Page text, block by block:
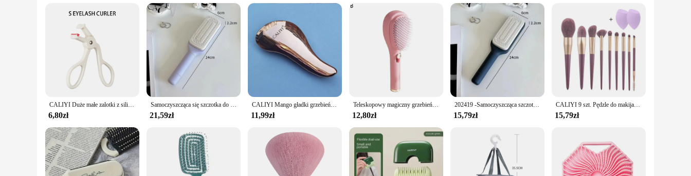
Applicable People: Suitable for all hair types
Features:
**Effortless Detangling Experience**
The CALIYI Telescopic Magical Comb is a game-changer in hair care. Its innovative design and style make it a must-have for anyone looking to enhance their hair detangling routine. The high-
quality ABS plastic construction ensures durability and longevity, while the telescopic feature allows for easy adjustment to suit various hair lengths. The comb's unique magical properties prevent hair
from sticking, making it an ideal choice for all hair types, from fine to thick and curly to straight.
**Versatile and Convenient**
This versatile hair brush is not just about detangling; it's also about convenience. The non-slip handle provides a comfortable grip, reducing hand fatigue during prolonged use. Whether you're at home
or on the go, the CALIYI comb's compact size makes it a perfect travel companion. It's not just a brush; it's a tool that simplifies your hair care routine, making it a valuable addition to your daily
**Adaptable and User-Friendly**
performance and property are tailored to provide an efficient detangling experience without causing hair damage. The set comes with multiple combs, ensuring that you have the right tool for every
hair styling need. With this product, you can enjoy the benefits of a professional-grade hair brush without the hefty price tag, making it a great choice for wholesale, vendors, and suppliers.
CALIYI Duże małe zalotki z silikonowymi paskami do przedłużania podkręcania rzęs i narzędzi do makijażu dla dużych oczu do makijażu
6,80zł
Samoczyszcząca się szczotka do włosów dla kobiet szczotka do włosów jeden klucz do czyszczenia utrata włosów poduszki powietrznej grzebień masujący skórę głowy antystatyczna szczotka do włosów
21,59zł
CALIYI Mango gładki grzebień do włosów szczotka TT grzebień profesjonalna szczotka do masażu wiosło szczotka do rozczesywania do mokrych, suchych, kręconych, grubych włosów
11,99zł
Teleskopowy magiczny grzebień grzebień do czyszczenia skóry głowy przenośny antystatyczny grzebień do włosów czyszczenie szczotka do włosów stylizacja włosów
12,80zł
202419 -Samoczyszcząca szczotka do włosów Damska szczotka do włosów Czyszczenie jednym przyciskiem Wypadanie włosów Poduszka powietrzna Grzebień do masażu skóry głowy Antystatyczna szczotka do włosów
15,79zł
CALIYI 9 szt. Pędzle do makijażu miękkie puder do makijażu kontur cieni korektor do ust narzędzia do makijazu wysokiej jakości pędzel
15,79zł